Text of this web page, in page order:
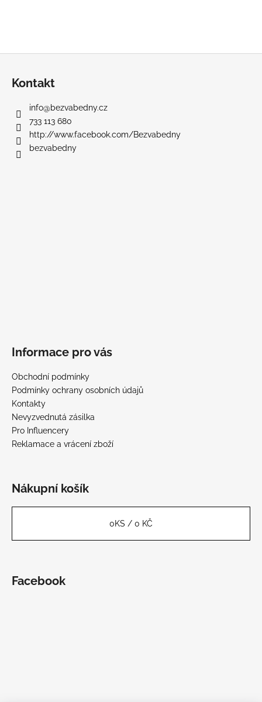
Kontakt
info@bezvabedny.cz
733 113 680
http://www.facebook.com/Bezvabedny
bezvabedny
Informace pro vás
Obchodní podmínky
Podmínky ochrany osobních údajů
Kontakty
Nevyzvednutá zásilka
Pro Influencery
Reklamace a vrácení zboží
Nákupní košík
0KS / 0 KČ
Facebook